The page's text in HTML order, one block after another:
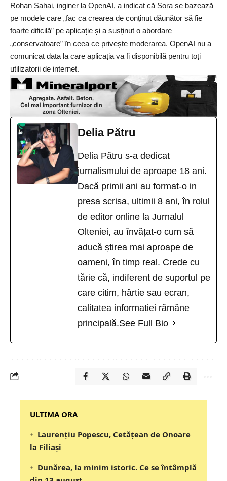
Rohan Sahai, inginer la OpenAI, a indicat că Sora se bazează
pe modele care „fac ca crearea de conținut dăunător să fie
foarte dificilă” pe aplicație și a susținut o abordare
„conservatoare” în ceea ce privește moderarea. OpenAI nu a
comunicat data la care aplicația va fi disponibilă pentru toți
utilizatorii de internet.
Delia Pătru
Delia Pătru s-a dedicat
jurnalismului de aproape 18 ani.
Dacă primii ani au format-o in
presa scrisa, ultimii 8 ani, în rolul
de editor online la Jurnalul
Olteniei, au învățat-o cum să
aducă știrea mai aproape de
oameni, în timp real. Crede cu
tărie că, indiferent de suportul pe
care citim, hârtie sau ecran,
calitatea informației rămâne
principală.See Full Bio
‎‎‎‎‎‎‎ULTIMA ORA
Laurențiu Popescu, Cetățean de Onoare
la Filiași
Dunărea, la minim istoric. Ce se întâmplă